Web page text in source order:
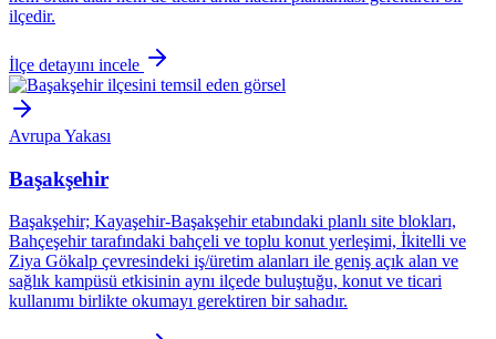
ilçedir.
İlçe detayını incele
Avrupa Yakası
Başakşehir
Başakşehir; Kayaşehir-Başakşehir etabındaki planlı site blokları,
Bahçeşehir tarafındaki bahçeli ve toplu konut yerleşimi, İkitelli ve
Ziya Gökalp çevresindeki iş/üretim alanları ile geniş açık alan ve
sağlık kampüsü etkisinin aynı ilçede buluştuğu, konut ve ticari
kullanımı birlikte okumayı gerektiren bir sahadır.